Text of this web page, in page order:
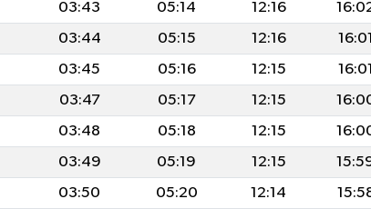
03:43 05:14 12:16
03:44 05:15 12:16 16:01
03:45 05:16 12:15 16:01
03:47 05:17 12:15
03:48 05:18 12:15
03:49 05:19 12:15
03:50 05:20 12:14